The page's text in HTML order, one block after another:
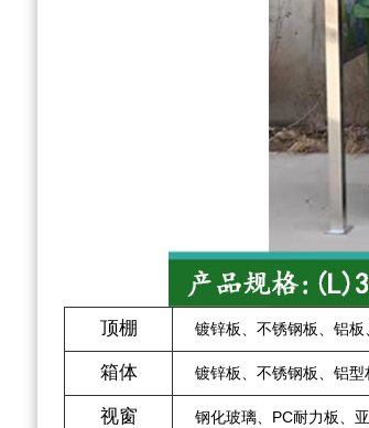
顶棚 镀锌板、不锈钢板、铝
箱体 镀锌板、不锈钢板、铝型
视窗 钢化玻璃、PC耐力板、